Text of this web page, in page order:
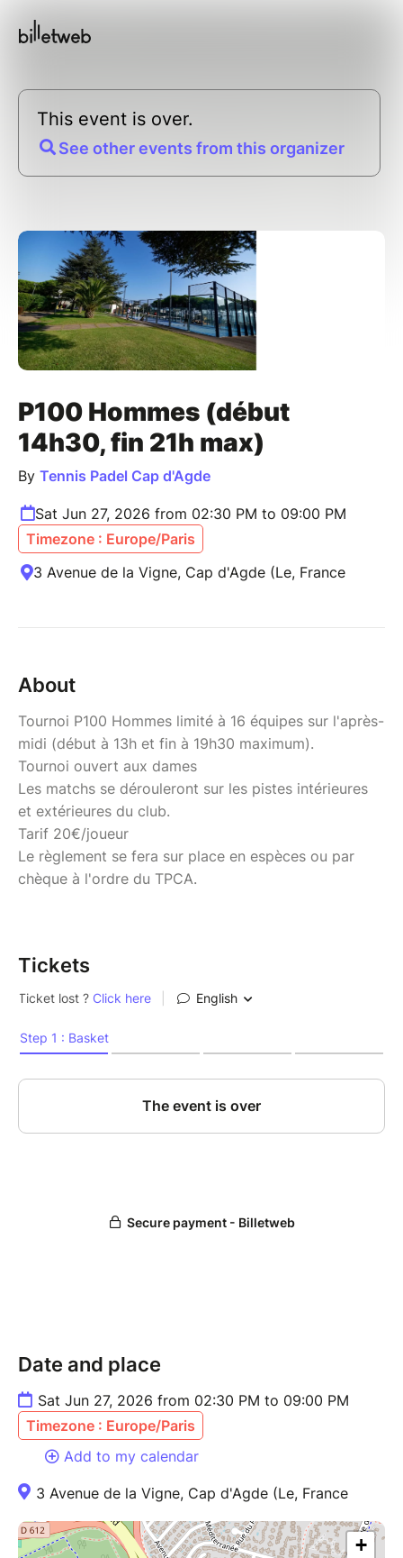
This event is over.
See other events from this organizer
P100 Hommes (début
14h30, fin 21h max)
By Tennis Padel Cap d'Agde
Sat Jun 27, 2026 from 02:30 PM to 09:00 PM
Timezone : Europe/Paris
3 Avenue de la Vigne, Cap d'Agde (Le, France
About
Tournoi P100 Hommes limité à 16 équipes sur l'après-
midi (début à 13h et fin à 19h30 maximum).
Tournoi ouvert aux dames
Les matchs se dérouleront sur les pistes intérieures
et extérieures du club.
Tarif 20€/joueur
Le règlement se fera sur place en espèces ou par
chèque à l'ordre du TPCA.
Tickets
Date and place
Sat Jun 27, 2026 from 02:30 PM to 09:00 PM
Timezone : Europe/Paris
Add to my calendar
3 Avenue de la Vigne, Cap d'Agde (Le, France
+